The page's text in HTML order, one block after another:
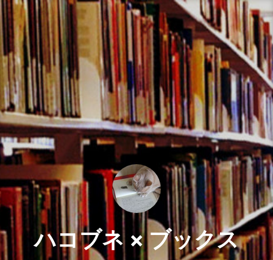
コ
ン
テ
ン
ツ
へ
ス
キ
ッ
プ
ハコブネ × ブックス